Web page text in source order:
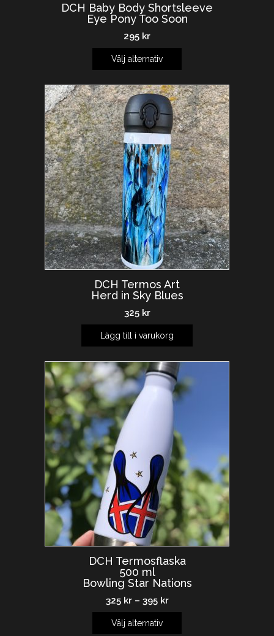
DCH Baby Body Shortsleeve
Eye Pony Too Soon
295 kr
Välj alternativ
DCH Termos Art
Herd in Sky Blues
325 kr
Lägg till i varukorg
DCH Termosflaska
500 ml
Bowling Star Nations
325 kr– 395 kr
Välj alternativ